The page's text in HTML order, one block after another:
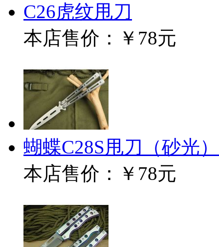
C26虎纹甩刀
本店售价：
￥78元
蝴蝶C28S甩刀（砂光）
本店售价：
￥78元